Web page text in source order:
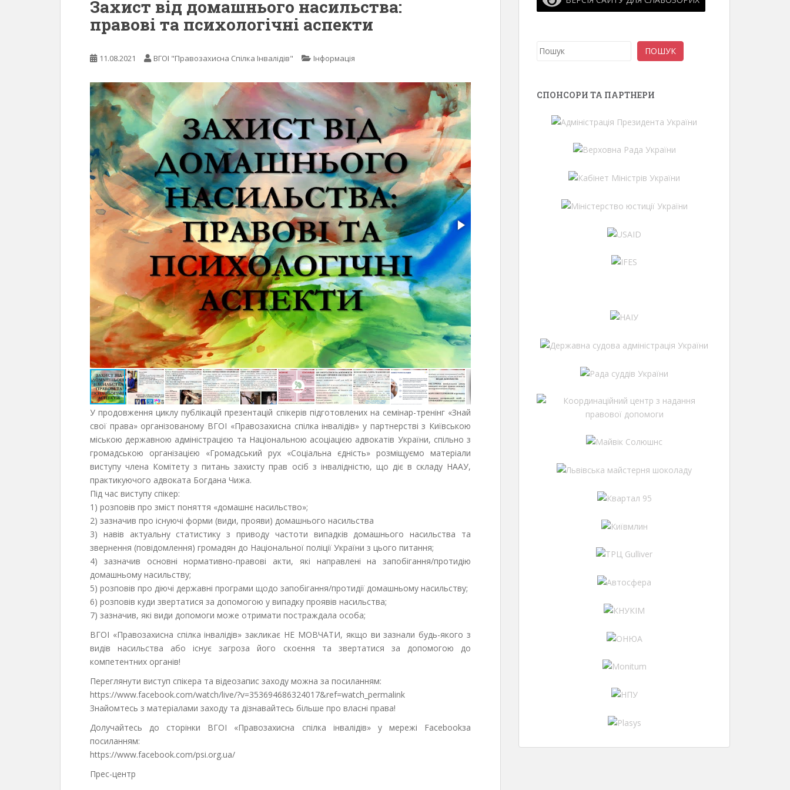
Захист від домашнього насильства:
правові та психологічні аспекти
11.08.2021 ВГОІ "Правозахисна Спілка Інвалідів" Інформація
У продовження циклу публікацій презентацій спікерів підготовлених на семінар-тренінг «Знай
свої права» організованому ВГОІ «Правозахисна спілка інвалідів» у партнерстві з Київською
міською державною адміністрацією та Національною асоціацією адвокатів України, спільно з
громадською організацією «Громадський рух «Соціальна єдність» розміщуємо матеріали
виступу члена Комітету з питань захисту прав осіб з інвалідністю, що діє в складу НААУ,
практикуючого адвоката Богдана Чижа.
Під час виступу спікер:
1) розповів про зміст поняття «домашнє насильство»;
2) зазначив про існуючі форми (види, прояви) домашнього насильства
3) навів актуальну статистику з приводу частоти випадків домашнього насильства та
звернення (повідомлення) громадян до Національної поліції України з цього питання;
4) зазначив основні нормативно-правові акти, які направлені на запобігання/протидію
домашньому насильству;
5) розповів про діючі державні програми щодо запобігання/протидії домашньому насильству;
6) розповів куди звертатися за допомогою у випадку проявів насильства;
7) зазначив, які види допомоги може отримати постраждала особа;
ВГОІ «Правозахисна спілка інвалідів» закликає НЕ МОВЧАТИ, якщо ви зазнали будь-якого з
видів насильства або існує загроза його скоєння та звертатися за допомогою до
компетентних органів!
Переглянути виступ спікера та відеозапис заходу можна за посиланням:
https://www.facebook.com/watch/live/?v=353694686324017&ref=watch_permalink
Знайомтесь з матеріалами заходу та дізнавайтесь більше про власні права!
Долучайтесь до сторінки ВГОІ «Правозахисна спілка інвалідів» у мережі Facebookза
посиланням:
https://www.facebook.com/psi.org.ua/
Прес-центр
Пошук ПОШУК
СПОНСОРИ ТА ПАРТНЕРИ